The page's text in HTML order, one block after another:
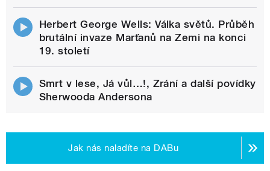
Herbert George Wells: Válka světů. Průběh
brutální invaze Marťanů na Zemi na konci
19. století
Smrt v lese, Já vůl…!, Zrání a další povídky
Sherwooda Andersona
Jak nás naladíte na DABu